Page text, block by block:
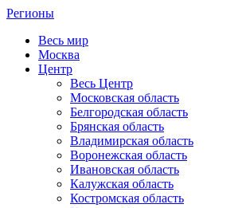
Регионы
Весь мир
Москва
Центр
Весь Центр
Московская область
Белгородская область
Брянская область
Владимирская область
Воронежская область
Ивановская область
Калужская область
Костромская область